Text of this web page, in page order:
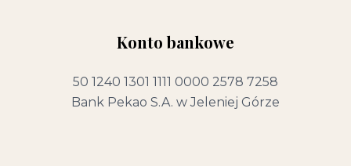
Konto bankowe
50 1240 1301 1111 0000 2578 7258
Bank Pekao S.A. w Jeleniej Górze